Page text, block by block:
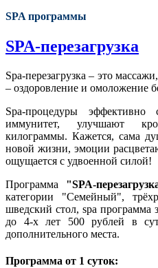
SPA программы
SPA-перезагрузка
Spa-перезагрузка – это
– оздоровление и омоложение
Spa-процедуры эффективно
иммунитет, улучшают
килограммы. Кажется, сама
новой жизни, эмоции
ощущается с удвоенной силой!
Программа "SPA-
категории "Семейный",
шведский стол, spa программа
до 4-х лет 500 рублей в
дополнительного места.
Программа от 1 суток: